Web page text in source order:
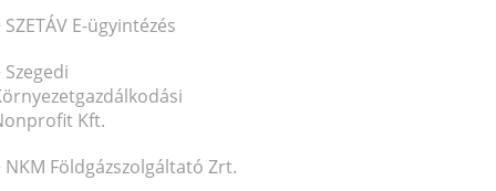
SZETÁV E-ügyintézés
Szegedi
Kft.
NKM Földgázszolgáltató Zrt.